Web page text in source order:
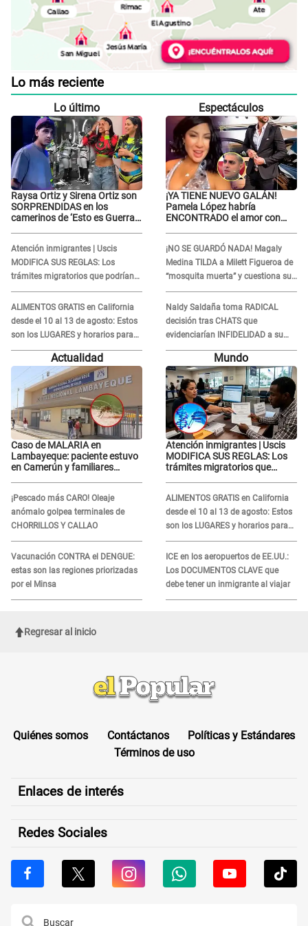
Lo más reciente
Lo último
Raysa Ortiz y Sirena Ortiz son
SORPRENDIDAS en los
camerinos de ‘Esto es Guerra’
Gabriel Moisés: “Gracias”
Atención inmigrantes | Uscis
MODIFICA SUS REGLAS: Los
trámites migratorios que podrían
necesitar tu prueba de ADN
ALIMENTOS GRATIS en California
desde el 10 al 13 de agosto: Estos
son los LUGARES y horarios para
recibir la ayuda
Espectáculos
¡YA TIENE NUEVO GALÁN!
Pamela López habría
ENCONTRADO el amor con
¡NO SE GUARDÓ NADA! Magaly
Medina TILDA a Milett Figueroa de
“mosquita muerta” y cuestiona su
RECONCILIACIÓN con Marcelo
Tinelli en TV argentina
Naldy Saldaña toma RADICAL
decisión tras CHATS que
evidenciarían INFIDELIDAD a su
novio con animador de 'La Bella
Luz': "Un día..."
Actualidad
Caso de MALARIA en
Lambayeque: paciente estuvo
en Camerún y familiares
¡Pescado más CARO! Oleaje
anómalo golpea terminales de
CHORRILLOS Y CALLAO
Vacunación CONTRA el DENGUE:
estas son las regiones priorizadas
por el Minsa
Mundo
Atención inmigrantes | Uscis
MODIFICA SUS REGLAS: Los
trámites migratorios que
ALIMENTOS GRATIS en California
desde el 10 al 13 de agosto: Estos
son los LUGARES y horarios para
recibir la ayuda
ICE en los aeropuertos de EE.UU.:
Los DOCUMENTOS CLAVE que
debe tener un inmigrante al viajar
Regresar al inicio
Quiénes somos Contáctanos
Políticas y Estándares
Términos de uso
Enlaces de interés
Redes Sociales